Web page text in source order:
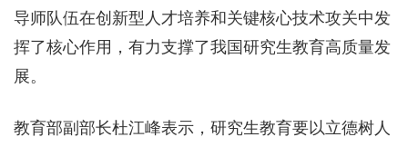
导师队伍在创新型人才培养和关键核心技术攻关中发
挥了核心作用，有力支撑了我国研究生教育高质量发
展。
教育部副部长杜江峰表示，研究生教育要以立德树人